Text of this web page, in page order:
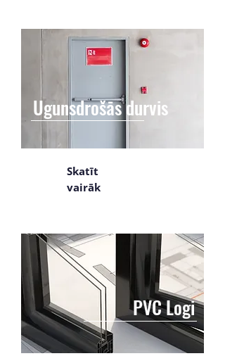
Ugunsdrošās durvis
Skatīt
vairāk
PVC Logi